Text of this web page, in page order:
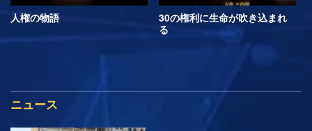
人権の物語
30の権利に生命が吹き込まれ
る
ニュース